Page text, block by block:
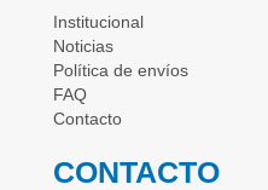
Institucional
Noticias
Política de envíos
FAQ
Contacto
CONTACTO